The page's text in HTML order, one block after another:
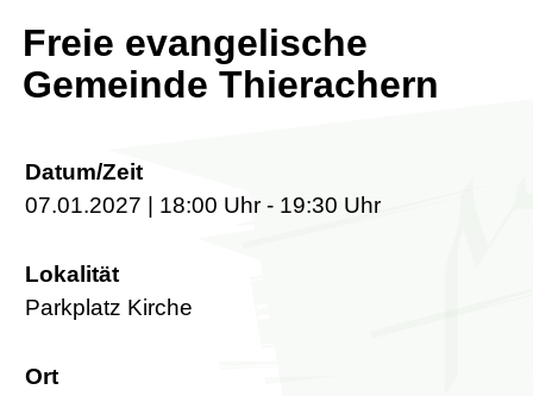
Freie evangelische
Gemeinde Thierachern
Datum/Zeit
07.01.2027 | 18:00 Uhr - 19:30 Uhr
Lokalität
Parkplatz Kirche
Ort